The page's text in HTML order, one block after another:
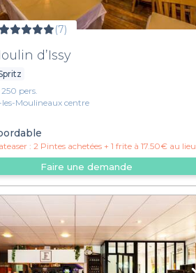
(7)
d’Issy
pers.
les-Moulineaux centre
: 2 Pintes achetées + 1 frite à 17.50€ au lieu de 19.50€ !
Faire une demande